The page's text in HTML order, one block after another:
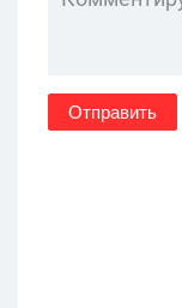
Отправить